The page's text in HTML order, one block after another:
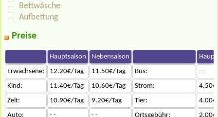
Bettwäsche
Aufbettung
Preise
Hauptsaison Nebensaison
Erwachsene:
12.20€/Tag 11.50€/Tag Bus:
- -
Kind:
11.40€/Tag 10.60€/Tag Strom:
Zelt:
10.90€/Tag 9.20€/Tag Tier:
Auto:
- - - - Ortsgebühr: